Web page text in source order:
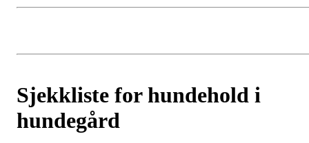
Sjekkliste for hundehold i
hundegård